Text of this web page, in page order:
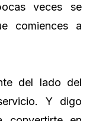
veces se
comiences a
del lado del
Y digo